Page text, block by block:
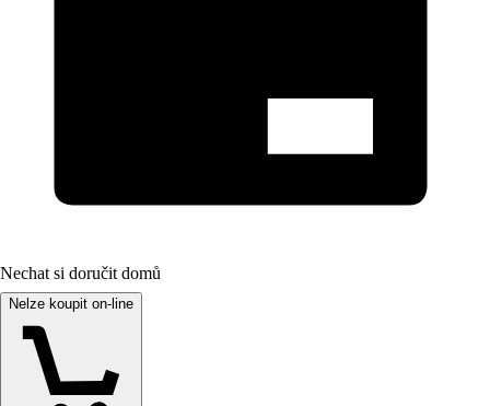
Nechat si doručit domů
Nelze koupit on-line